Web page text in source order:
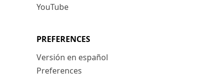
YouTube
PREFERENCES
Versión en español
Preferences